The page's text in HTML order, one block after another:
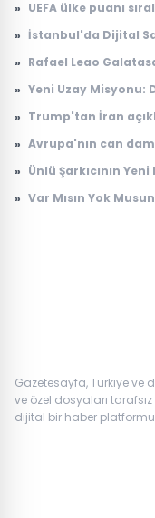
» UEFA ülke puanı
» İstanbul'da Dijital
» Rafael Leao
» Yeni Uzay Misyonu:
» Trump'tan İran
» Avrupa'nın can
» Ünlü Şarkıcının
» Var Mısın Yok
Gazetesayfa, Türkiye ve
ve özel dosyaları
dijital bir haber